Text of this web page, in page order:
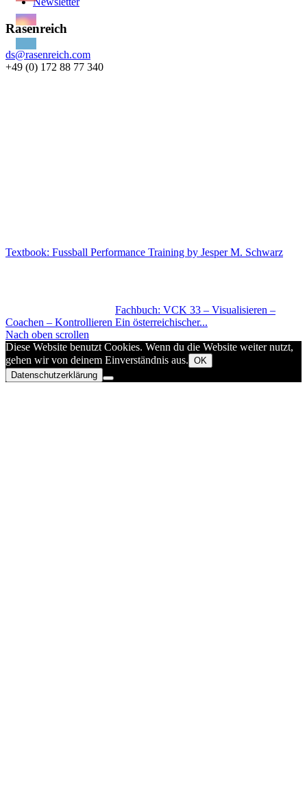
Rasenreich
ds@rasenreich.com
+49 (0) 172 88 77 340
Textbook: Fussball Performance Training by Jesper M. Schwarz
Fachbuch: VCK 33 – Visualisieren –
Coachen – Kontrollieren Ein österreichischer...
Nach oben scrollen
Diese Website benutzt Cookies. Wenn du die Website weiter nutzt,
gehen wir von deinem Einverständnis aus. OK
Datenschutzerklärung